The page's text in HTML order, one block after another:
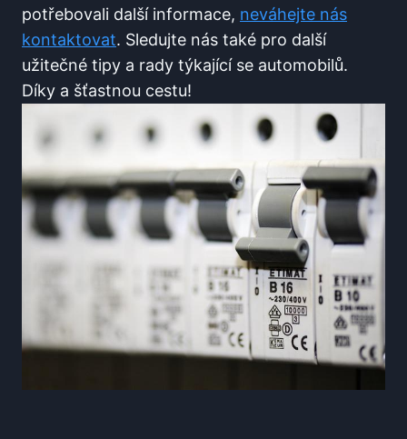
potřebovali ⁣další informace, neváhejte ⁣nás
kontaktovat. Sledujte nás také ‍pro další
užitečné tipy a rady ⁢týkající ‌se automobilů.
Díky a šťastnou cestu!